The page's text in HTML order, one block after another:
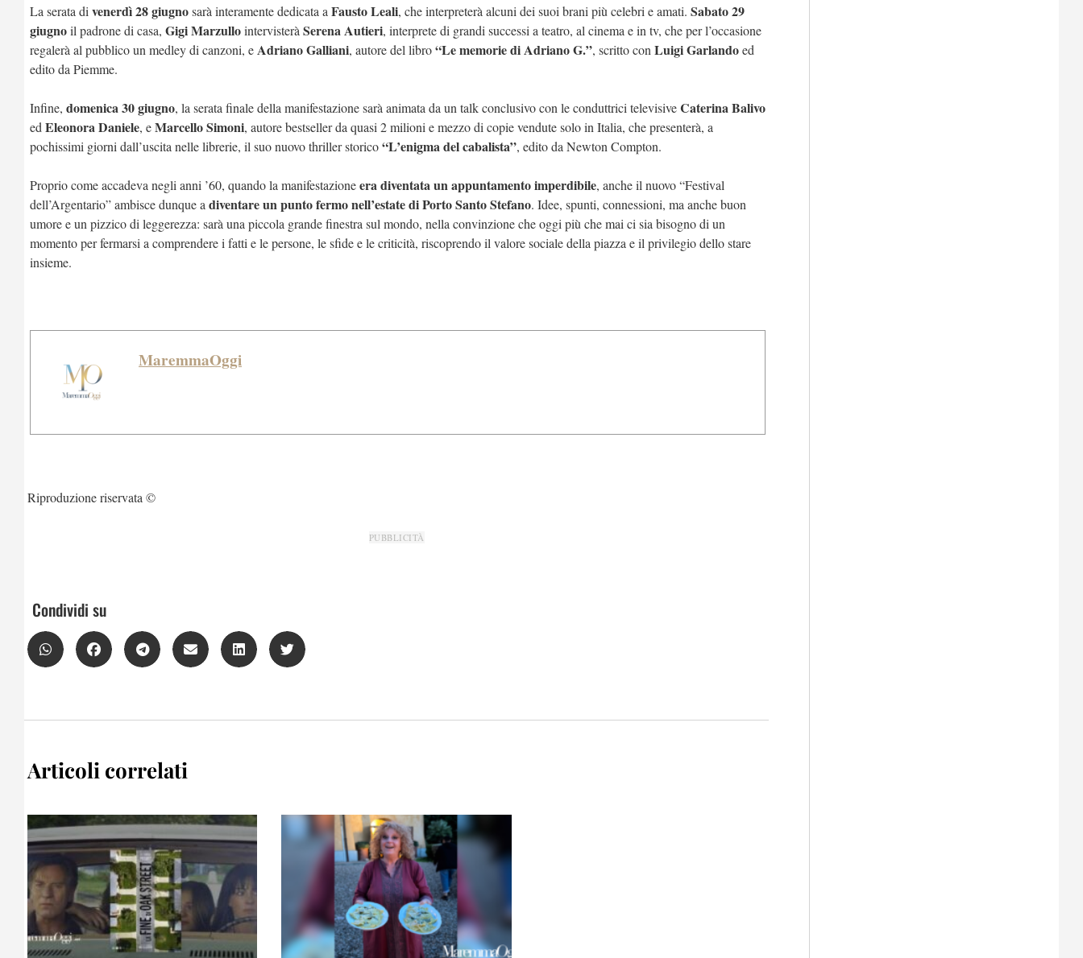
La serata di venerdì 28 giugnosarà interamente dedicata a Fausto Leali, che interpreterà alcuni dei suoi brani più celebri e amati. Sabato 29
giugnoil padrone di casa, Gigi Marzullointervisterà Serena Autieri, interprete di grandi successi a teatro, al cinema e in tv, che per l’occasione
regalerà al pubblico un medley di canzoni, eAdriano Galliani, autore del libro“Le memorie di Adriano G.”, scritto con Luigi Garlandoed
edito da Piemme.
Infine, domenica 30 giugno, la serata finale della manifestazione sarà animata da un talk conclusivo con le conduttrici televisiveCaterina Balivo
ed Eleonora Daniele, eMarcello Simoni, autore bestseller da quasi 2 milioni e mezzo di copie vendute solo in Italia, che presenterà, a
pochissimi giorni dall’uscita nelle librerie, il suo nuovo thriller storico“L’enigma del cabalista”, edito da Newton Compton.
Proprio come accadeva negli anni ’60, quando la manifestazioneera diventata un appuntamento imperdibile, anche il nuovo “Festival
dell’Argentario” ambisce dunque a diventare un punto fermo nell’estate di Porto Santo Stefano. Idee, spunti, connessioni, ma anche buon
umore e un pizzico di leggerezza: sarà una piccola grande finestra sul mondo, nella convinzione che oggi più che mai ci sia bisogno di un
momento per fermarsi a comprendere i fatti e le persone, le sfide e le criticità, riscoprendo il valore sociale della piazza e il privilegio dello stare
insieme.
MaremmaOggi
Riproduzione riservata ©
PUBBLICITÀ
Condividi su
Articoli correlati